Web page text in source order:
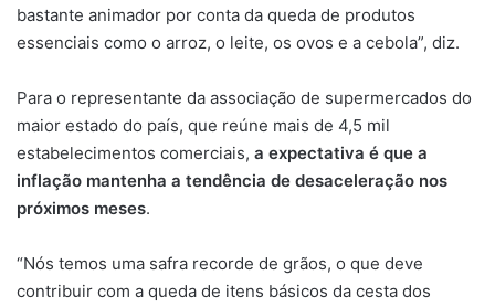
bastante animador por conta da queda de produtos
essenciais como o arroz, o leite, os ovos e a cebola”, diz.
Para o representante da associação de supermercados do
maior estado do país, que reúne mais de 4,5 mil
estabelecimentos comerciais, a expectativa é que a
inflação mantenha a tendência de desaceleração nos
próximos meses.
“Nós temos uma safra recorde de grãos, o que deve
contribuir com a queda de itens básicos da cesta dos